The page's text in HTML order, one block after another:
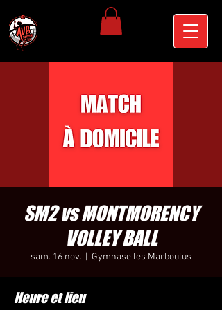
SM2 vs MONTMORENCY
VOLLEY BALL
sam. 16 nov. Gymnase les Marboulus
Heure et lieu